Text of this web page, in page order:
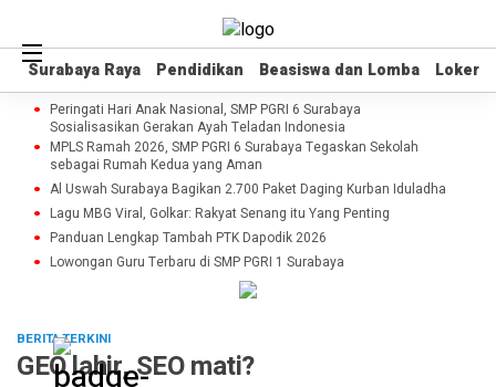
Surabaya Raya Pendidikan Beasiswa dan Lomba Loker
Surabaya Raya Pendidikan Beasiswa dan Lomba Loker
Peringati Hari Anak Nasional, SMP PGRI 6 Surabaya
Sosialisasikan Gerakan Ayah Teladan Indonesia
MPLS Ramah 2026, SMP PGRI 6 Surabaya Tegaskan Sekolah
sebagai Rumah Kedua yang Aman
Al Uswah Surabaya Bagikan 2.700 Paket Daging Kurban Iduladha
Lagu MBG Viral, Golkar: Rakyat Senang itu Yang Penting
Panduan Lengkap Tambah PTK Dapodik 2026
Lowongan Guru Terbaru di SMP PGRI 1 Surabaya
BERITA TERKINI
GEO lahir, SEO mati?